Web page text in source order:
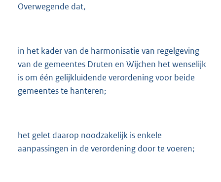
Overwegende dat,
in het kader van de harmonisatie van regelgeving
van de gemeentes Druten en Wijchen het wenselijk
is om één gelijkluidende verordening voor beide
gemeentes te hanteren;
het gelet daarop noodzakelijk is enkele
aanpassingen in de verordening door te voeren;